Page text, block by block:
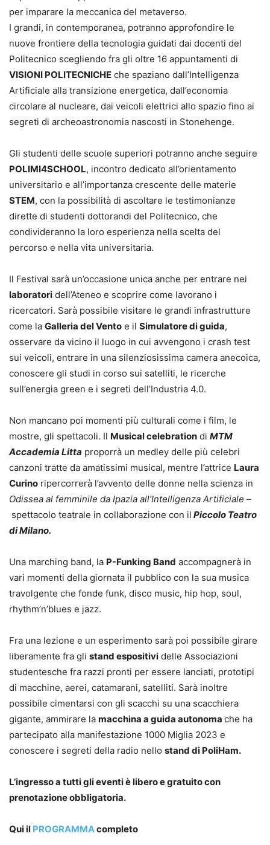
per imparare la meccanica del metaverso.
I grandi, in contemporanea, potranno approfondire le
nuove frontiere della tecnologia guidati dai docenti del
Politecnico scegliendo fra gli oltre 16 appuntamenti di
VISIONI POLITECNICHE che spaziano dall’Intelligenza
Artificiale alla transizione energetica, dall’economia
circolare al nucleare, dai veicoli elettrici allo spazio fino ai
segreti di archeoastronomia nascosti in Stonehenge.
Gli studenti delle scuole superiori potranno anche seguire
POLIMI4SCHOOL, incontro dedicato all’orientamento
universitario e all’importanza crescente delle materie
STEM, con la possibilità di ascoltare le testimonianze
dirette di studenti dottorandi del Politecnico, che
condivideranno la loro esperienza nella scelta del
percorso e nella vita universitaria.
Il Festival sarà un’occasione unica anche per entrare nei
laboratori dell’Ateneo e scoprire come lavorano i
ricercatori. Sarà possibile visitare le grandi infrastrutture
come la Galleria del Vento e il Simulatore di guida,
osservare da vicino il luogo in cui avvengono i crash test
sui veicoli, entrare in una silenziosissima camera anecoica,
conoscere gli studi in corso sui satelliti, le ricerche
sull’energia green e i segreti dell’Industria 4.0.
Non mancano poi momenti più culturali come i film, le
mostre, gli spettacoli. Il Musical celebration di MTM
Accademia Litta proporrà un medley delle più celebri
canzoni tratte da amatissimi musical, mentre l’attrice Laura
Curino ripercorrerà l’avvento delle donne nella scienza in
Odissea al femminile da Ipazia all’Intelligenza Artificiale –
spettacolo teatrale in collaborazione con il Piccolo Teatro
di Milano.
Una marching band, la P-Funking Band accompagnerà in
vari momenti della giornata il pubblico con la sua musica
travolgente che fonde funk, disco music, hip hop, soul,
rhythm’n’blues e jazz.
Fra una lezione e un esperimento sarà poi possibile girare
liberamente fra gli stand espositivi delle Associazioni
studentesche fra razzi pronti per essere lanciati, prototipi
di macchine, aerei, catamarani, satelliti. Sarà inoltre
possibile cimentarsi con gli scacchi su una scacchiera
gigante, ammirare la macchina a guida autonoma che ha
partecipato alla manifestazione 1000 Miglia 2023 e
conoscere i segreti della radio nello stand di PoliHam.
L’ingresso a tutti gli eventi è libero e gratuito con
prenotazione obbligatoria.
Qui il PROGRAMMAcompleto